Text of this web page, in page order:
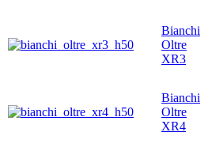
Bianchi
Oltre
XR3
Bianchi
Oltre
XR4